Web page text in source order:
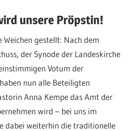
unsere Pröpstin!
Weichen gestellt: Nach dem
der Synode der Landeskirche
Votum der
nun alle Beteiligten
Anna Kempe das Amt der
wird – bei uns im
dabei weiterhin die traditionelle